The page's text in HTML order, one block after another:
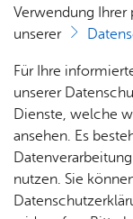
Rat­
haus &
Bür­
ger­
ser­vice
Rat­
häu­ser
Nach­
rich­
ten,
& Bil­
der
schen
Aufgabe der
Behinderungen
Verwendung Ihrer
unserer
Für Ihre
unserer
Dienste, welche
ansehen. Es
nutzen. Sie